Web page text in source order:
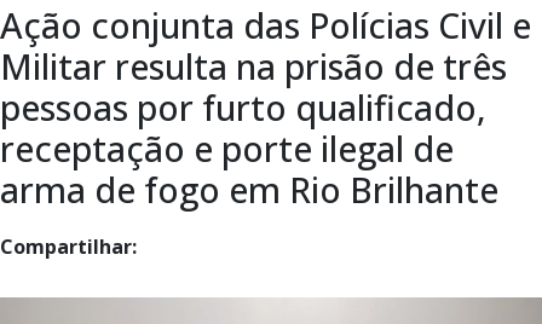
Ação conjunta das Polícias Civil e
Militar resulta na prisão de três
pessoas por furto qualificado,
receptação e porte ilegal de
arma de fogo em Rio Brilhante
Compartilhar: